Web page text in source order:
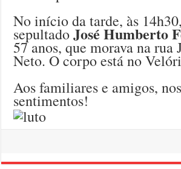
No início da tarde, às
sepultadoJosé Humberto
57 anos, que morava na rua
Neto. O corpo está no
Aos familiares e amigos,
sentimentos!